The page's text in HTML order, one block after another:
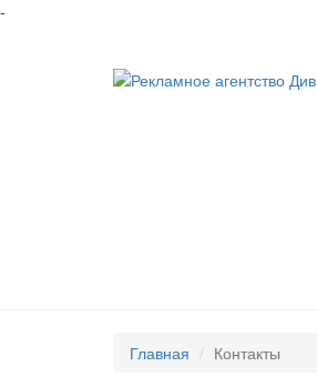
-
Главная Контакты